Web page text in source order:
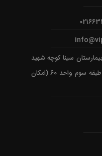
سینا کوچه شهید
میرزایی پلاک 30 پاساژ محسن طبقه سوم واحد 60 (امکان